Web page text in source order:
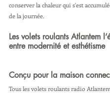
conserver la chaleur qui s'est
de la journée.
Les volets roulants Atlantem
entre modernité et esthétisme
Conçu pour la maison
Tous les volets roulants radio